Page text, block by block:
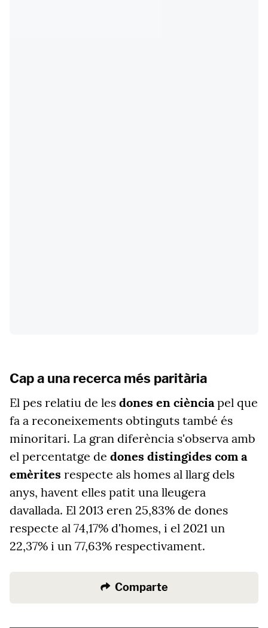
Cap a una recerca més paritària
El pes relatiu de les dones en ciènciapel que
fa a reconeixements obtinguts també és
minoritari. La gran diferència s'observa amb
el percentatge de dones distingides com a
emèrites respecte als homes al llarg dels
anys, havent elles patit una lleugera
davallada. El 2013 eren 25,83% de dones
respecte al 74,17% d'homes, i el 2021 un
22,37% i un 77,63% respectivament.
Comparte